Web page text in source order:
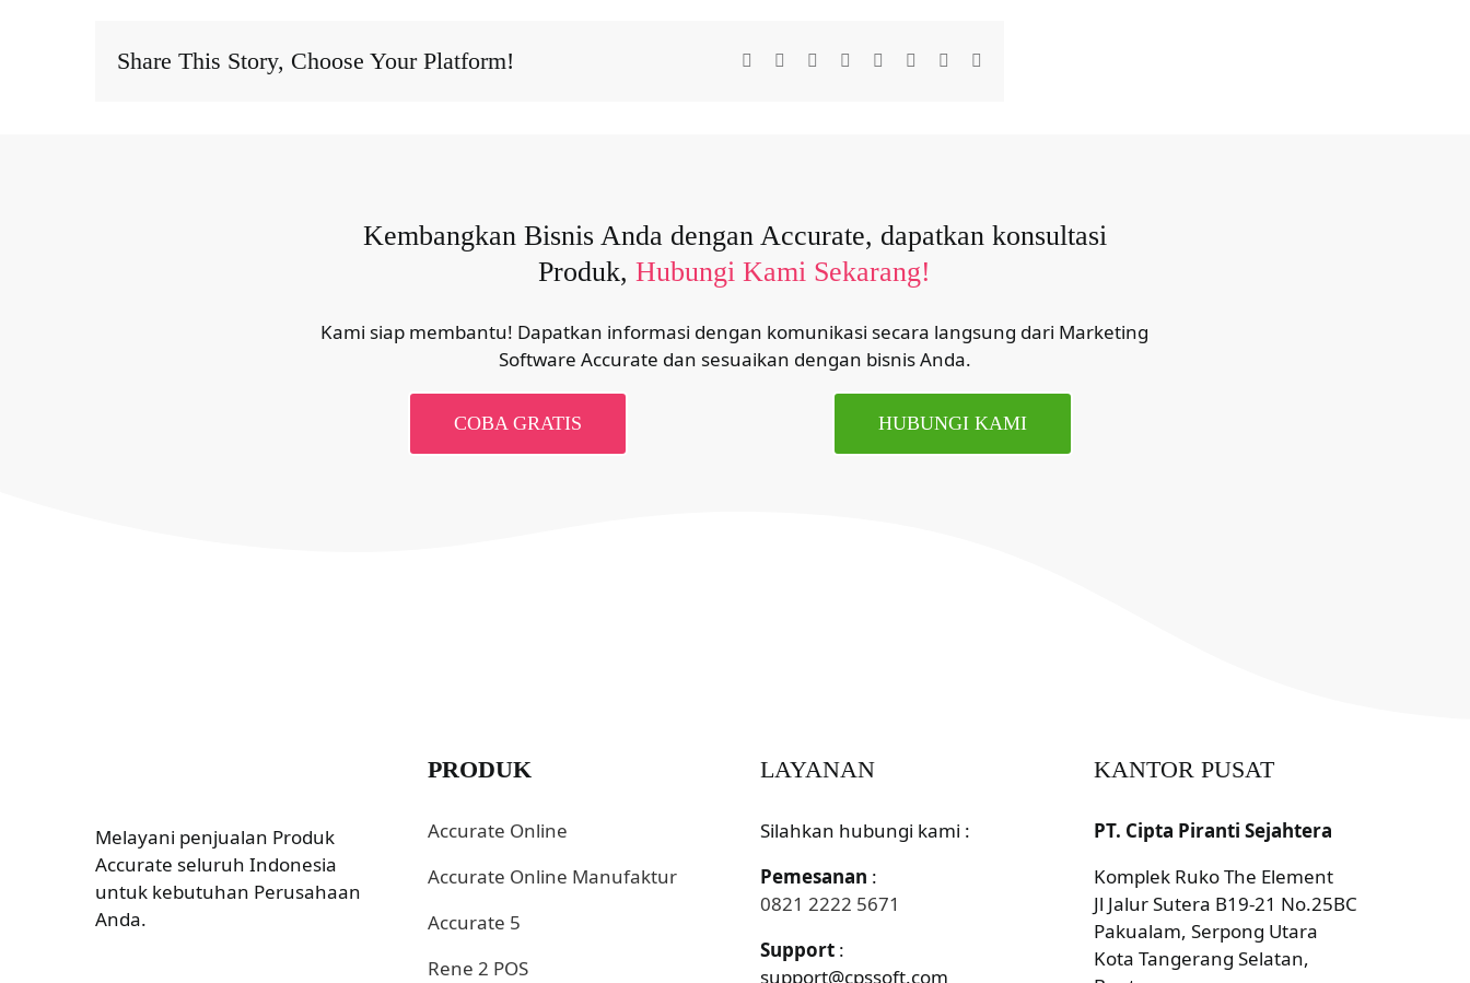
Share This Story, Choose Your Platform! Facebook Reddit LinkedIn
TumblrPinterest
Kembangkan Bisnis Anda dengan Accurate, dapatkan konsultasi
Produk,Hubungi Kami Sekarang!
Kami siap membantu! Dapatkan informasi dengan komunikasi secara langsung dari Marketing
Software Accurate dan sesuaikan dengan bisnis Anda.
COBA GRATIS HUBUNGI KAMI
Melayani penjualan Produk
Accurate seluruh Indonesia
untuk kebutuhan Perusahaan
Anda.
PRODUK
Accurate Online
Accurate Online Manufaktur
Accurate 5
Rene 2 POS
LAYANAN
Silahkan hubungi kami :
Pemesanan :
0821 2222 5671
Support :
support@cpssoft.com
KANTOR PUSAT
PT. Cipta Piranti Sejahtera
Komplek Ruko The Element
Jl Jalur Sutera B19-21 No.25BC
Pakualam, Serpong Utara
Kota Tangerang Selatan,